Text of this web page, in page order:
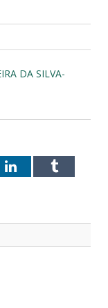
DA SILVA-
LinkedInTumblr